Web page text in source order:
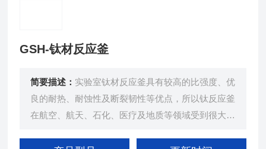
GSH-钛材反应釜
简要描述： 实验室钛材反应釜具有较高的比强度、优
良的耐热、耐蚀性及断裂韧性等优点，所以钛反应釜
在航空、航天、石化、医疗及地质等领域受到很大青